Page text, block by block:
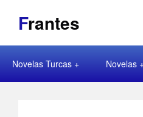
Frantes
Novelas Turcas Novelas